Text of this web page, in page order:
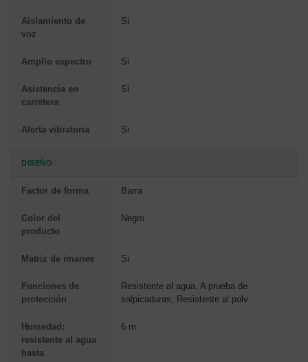
Aislamiento de
voz
Si
Amplio espectro Si
Asistencia en
carretera
Si
Alerta vibratoria Si
DISEÑO
Factor de forma Barra
Color del
producto
Negro
Matriz de imanes Si
Funciones de
protección
Resistente al agua, A prueba de
salpicaduras, Resistente al polv
Humedad:
resistente al agua
hasta
6 m